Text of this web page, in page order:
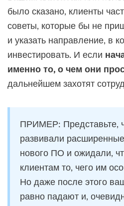
было сказано, клиенты
советы, которые бы не
и указать направление, в
инвестировать. И если
именно то, о чем они
дальнейшем захотят
ПРИМЕР: Представьте,
развивали
нового ПО и ожидали,
клиентам то, чего им
Но даже после этого
равно падают и,